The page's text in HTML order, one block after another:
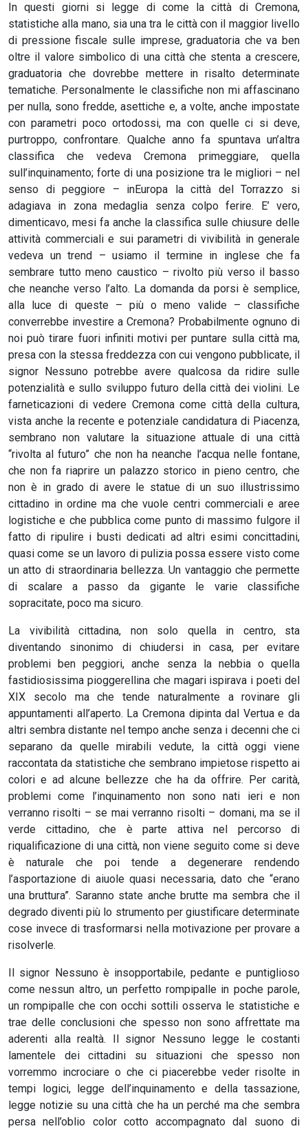
In questi giorni si legge di come la città di Cremona,
statistiche alla mano, sia una tra le città con il maggior livello
di pressione fiscale sulle imprese, graduatoria che va ben
oltre il valore simbolico di una città che stenta a crescere,
graduatoria che dovrebbe mettere in risalto determinate
tematiche. Personalmente le classifiche non mi affascinano
per nulla, sono fredde, asettiche e, a volte, anche impostate
con parametri poco ortodossi, ma con quelle ci si deve,
purtroppo, confrontare. Qualche anno fa spuntava un’altra
classifica che vedeva Cremona primeggiare, quella
sull’inquinamento; forte di una posizione tra le migliori – nel
senso di peggiore – inEuropa la città del Torrazzo si
adagiava in zona medaglia senza colpo ferire. E’ vero,
dimenticavo, mesi fa anche la classifica sulle chiusure delle
attività commerciali e sui parametri di vivibilità in generale
vedeva un trend – usiamo il termine in inglese che fa
sembrare tutto meno caustico – rivolto più verso il basso
che neanche verso l’alto. La domanda da porsi è semplice,
alla luce di queste – più o meno valide – classifiche
converrebbe investire a Cremona? Probabilmente ognuno di
noi può tirare fuori infiniti motivi per puntare sulla città ma,
presa con la stessa freddezza con cui vengono pubblicate, il
signor Nessuno potrebbe avere qualcosa da ridire sulle
potenzialità e sullo sviluppo futuro della città dei violini. Le
farneticazioni di vedere Cremona come città della cultura,
vista anche la recente e potenziale candidatura di Piacenza,
sembrano non valutare la situazione attuale di una città
“rivolta al futuro” che non ha neanche l’acqua nelle fontane,
che non fa riaprire un palazzo storico in pieno centro, che
non è in grado di avere le statue di un suo illustrissimo
cittadino in ordine ma che vuole centri commerciali e aree
logistiche e che pubblica come punto di massimo fulgore il
fatto di ripulire i busti dedicati ad altri esimi concittadini,
quasi come se un lavoro di pulizia possa essere visto come
un atto di straordinaria bellezza. Un vantaggio che permette
di scalare a passo da gigante le varie classifiche
sopracitate, poco ma sicuro.
La vivibilità cittadina, non solo quella in centro, sta
diventando sinonimo di chiudersi in casa, per evitare
problemi ben peggiori, anche senza la nebbia o quella
fastidiosissima pioggerellina che magari ispirava i poeti del
XIX secolo ma che tende naturalmente a rovinare gli
appuntamenti all’aperto. La Cremona dipinta dal Vertua e da
altri sembra distante nel tempo anche senza i decenni che ci
separano da quelle mirabili vedute, la città oggi viene
raccontata da statistiche che sembrano impietose rispetto ai
colori e ad alcune bellezze che ha da offrire. Per carità,
problemi come l’inquinamento non sono nati ieri e non
verranno risolti – se mai verranno risolti – domani, ma se il
verde cittadino, che è parte attiva nel percorso di
riqualificazione di una città, non viene seguito come si deve
è naturale che poi tende a degenerare rendendo
l’asportazione di aiuole quasi necessaria, dato che “erano
una bruttura”. Saranno state anche brutte ma sembra che il
degrado diventi più lo strumento per giustificare determinate
cose invece di trasformarsi nella motivazione per provare a
risolverle.
Il signor Nessuno è insopportabile, pedante e puntiglioso
come nessun altro, un perfetto rompipalle in poche parole,
un rompipalle che con occhi sottili osserva le statistiche e
trae delle conclusioni che spesso non sono affrettate ma
aderenti alla realtà. Il signor Nessuno legge le costanti
lamentele dei cittadini su situazioni che spesso non
vorremmo incrociare o che ci piacerebbe veder risolte in
tempi logici, legge dell’inquinamento e della tassazione,
legge notizie su una città che ha un perché ma che sembra
persa nell’oblio color cotto accompagnato dal suono di